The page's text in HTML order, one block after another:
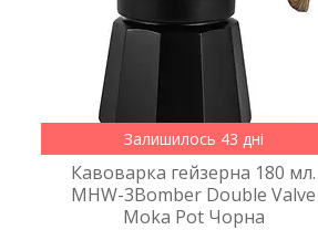
Залишилось 43 дні
Кавоварка гейзерна 180 мл.
MHW-3Bomber Double Valve
Moka Pot Чорна